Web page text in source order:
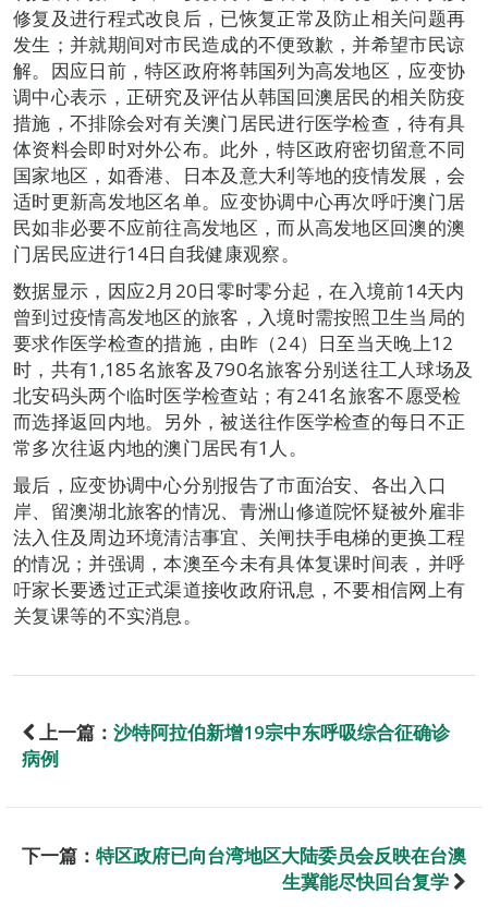
修复及进行程式改良后，已恢复正常及防止相关问题再
发生；并就期间对市民造成的不便致歉，并希望市民谅
解。因应日前，特区政府将韩国列为高发地区，应变协
调中心表示，正研究及评估从韩国回澳居民的相关防疫
措施，不排除会对有关澳门居民进行医学检查，待有具
体资料会即时对外公布。此外，特区政府密切留意不同
国家地区，如香港、日本及意大利等地的疫情发展，会
适时更新高发地区名单。应变协调中心再次呼吁澳门居
民如非必要不应前往高发地区，而从高发地区回澳的澳
门居民应进行14日自我健康观察。
数据显示，因应2月20日零时零分起，在入境前14天内
曾到过疫情高发地区的旅客，入境时需按照卫生当局的
要求作医学检查的措施，由昨（24）日至当天晚上12
时，共有1,185名旅客及790名旅客分别送往工人球场及
北安码头两个临时医学检查站；有241名旅客不愿受检
而选择返回内地。另外，被送往作医学检查的每日不正
常多次往返内地的澳门居民有1人。
最后，应变协调中心分别报告了市面治安、各出入口
岸、留澳湖北旅客的情况、青洲山修道院怀疑被外雇非
法入住及周边环境清洁事宜、关闸扶手电梯的更换工程
的情况；并强调，本澳至今未有具体复课时间表，并呼
吁家长要透过正式渠道接收政府讯息，不要相信网上有
关复课等的不实消息。
上一篇： 沙特阿拉伯新增19宗中东呼吸综合征确诊
病例
下一篇： 特区政府已向台湾地区大陆委员会反映在台澳
生冀能尽快回台复学